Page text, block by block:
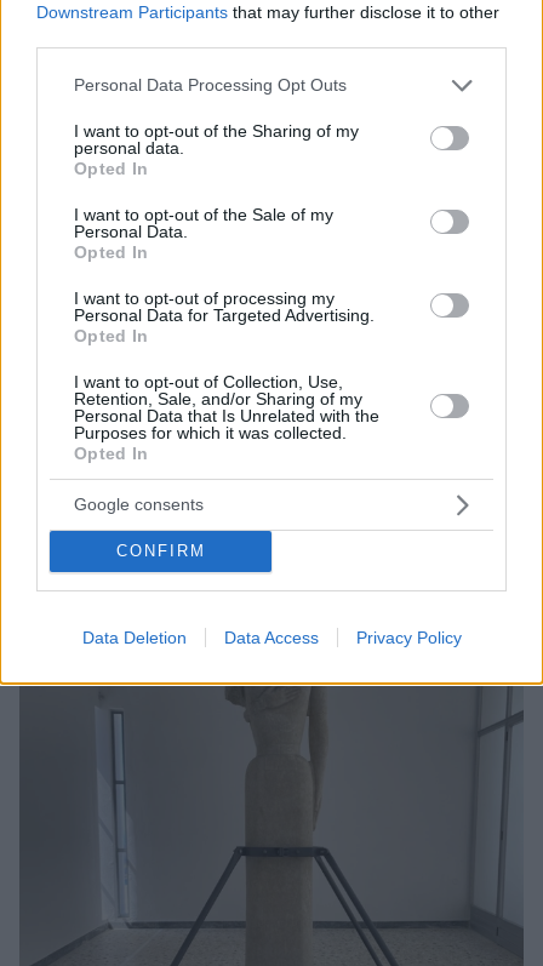
Downstream Participants that may further disclose it to other
Please note that this website/app uses one or more Google
not limited to your visit or usage behaviour. You may click to
grant or deny consent to Google and its third-party tags to
use your data for below specified purposes in below Google
consent section.
Personal Data Processing Opt Outs
I want to opt-out of the Sharing of my
personal data.
Opted In
I want to opt-out of the Sale of my
Personal Data.
Opted In
I want to opt-out of processing my
Personal Data for Targeted Advertising.
Opted In
I want to opt-out of Collection, Use,
Retention, Sale, and/or Sharing of my
Personal Data that Is Unrelated with the
Purposes for which it was collected.
Opted In
Google consents
CONFIRM
Data Deletion Data Access Privacy Policy
Εξαρθρώθηκε συμμορία που εξέδιδε γυναίκες στη
Σαντορίνη - Συνελήφθησαν επτά άτομα
Ο αρχηγός της συμμορίας διαχειριζόταν παράνομο
γραφείο ερωτικών ραντεβού - Τρεις οι εκδιδόμενες
γυναίκες που συμμετείχανστο κύκλωμα
28.04.2023, 19:30 2